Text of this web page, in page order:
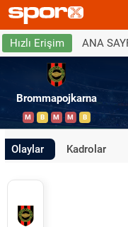
Hızlı Erişim ANA
Brommapojkarna
M B M M B
Olaylar Kadrolar